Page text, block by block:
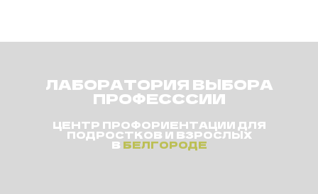
ЛАБОРАТОРИЯ ВЫБОРА
ПРОФЕСССИИ
ЦЕНТР ПРОФОРИЕНТАЦИИ ДЛЯ
ПОДРОСТКОВ И ВЗРОСЛЫХ
В БЕЛГОРОДЕ